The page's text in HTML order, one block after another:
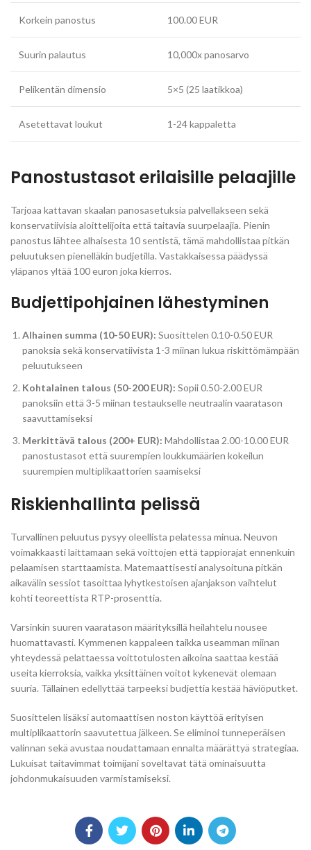
Korkein panostus 100.00 EUR
Suurin palautus 10,000x panosarvo
Pelikentän dimensio 5×5 (25 laatikkoa)
Asetettavat loukut 1-24 kappaletta
Panostustasot erilaisille pelaajille
Tarjoaa kattavan skaalan panosasetuksia palvellakseen sekä
konservatiivisia aloittelijoita että taitavia suurpelaajia. Pienin
panostus lähtee alhaisesta 10 sentistä, tämä mahdollistaa pitkän
peluutuksen pienelläkin budjetilla. Vastakkaisessa päädyssä
yläpanos yltää 100 euron joka kierros.
Budjettipohjainen lähestyminen
Alhainen summa (10-50 EUR): Suosittelen 0.10-0.50 EUR
panoksia sekä konservatiivista 1-3 miinan lukua riskittömämpään
peluutukseen
Kohtalainen talous (50-200 EUR): Sopii 0.50-2.00 EUR
panoksiin että 3-5 miinan testaukselle neutraalin vaaratason
saavuttamiseksi
Merkittävä talous (200+ EUR): Mahdollistaa 2.00-10.00 EUR
panostustasot että suurempien loukkumäärien kokeilun
suurempien multiplikaattorien saamiseksi
Riskienhallinta pelissä
Turvallinen peluutus pysyy oleellista pelatessa minua. Neuvon
voimakkaasti laittamaan sekä voittojen että tappiorajat ennenkuin
pelaamisen starttaamista. Matemaattisesti analysoituna pitkän
aikavälin sessiot tasoittaa lyhytkestoisen ajanjakson vaihtelut
kohti teoreettista RTP-prosenttia.
Varsinkin suuren vaaratason määrityksillä heilahtelu nousee
huomattavasti. Kymmenen kappaleen taikka useamman miinan
yhteydessä pelattaessa voittotulosten aikoina saattaa kestää
useita kierroksia, vaikka yksittäinen voitot kykenevät olemaan
suuria. Tällainen edellyttää tarpeeksi budjettia kestää häviöputket.
Suosittelen lisäksi automaattisen noston käyttöä erityisen
multiplikaattorin saavutettua jälkeen. Se eliminoi tunneperäisen
valinnan sekä avustaa noudattamaan ennalta määrättyä strategiaa.
Lukuisat taitavimmat toimijani soveltavat tätä ominaisuutta
johdonmukaisuuden varmistamiseksi.